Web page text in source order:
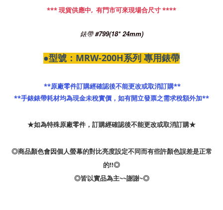
*** 現貨供應中,  有門市可來現場合尺寸 ****
錶帶 #799(18* 24mm)
●型號：MRW-200H系列 專用錶帶
**原廠零件訂購經確認後不能更改或取消訂購**
**手錶錶帶耗材均為現金未稅實價，如有開立發票之需求稅額外加**
★如為特殊原廠零件，訂購經確認後不能更改或取消訂購★
◎商品顏色會因個人螢幕的對比亮度設定不同而有些許顏色誤差是正常
的!!◎
◎皆以實品為主~~謝謝~◎